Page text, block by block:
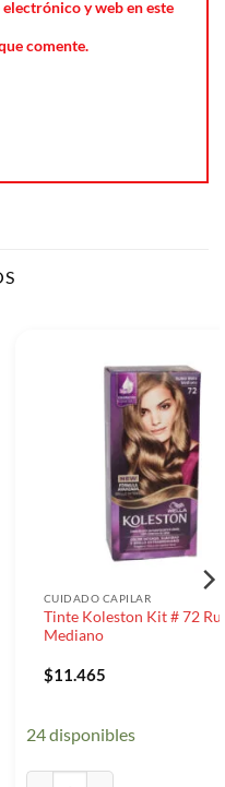
y web en este
comente.
CUIDADO CAPILAR
Tinte Koleston Kit # 72
Mediano
$11.465
24 disponibles